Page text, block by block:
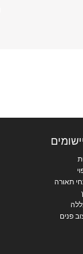
תאורה
פנים